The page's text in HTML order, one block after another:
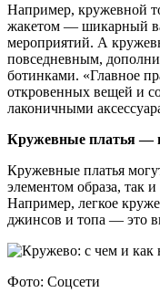
Например, кружевной
жакетом — шикарный
мероприятий. А
повседневным,
ботинками. «Главное
откровенных вещей и
лаконичными
Кружевные платья —
Кружевные платья
элементом образа, так
Например, легкое
джинсов и топа — это
Фото: Соцсети